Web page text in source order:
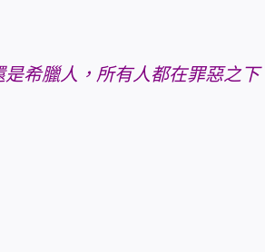
希臘人，所有人都在罪惡之